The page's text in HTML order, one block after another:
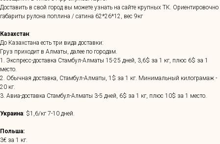
Доставить в свой город вы можете узнать на сайте крупных ТК. Ориентировочно
габариты рулона поплина / сатина 62*26*12, вес 9кг
Казахстан:
До Казахстана есть три вида доставки:
Груз приходит в Алматы, далее по городам.
1. Экспресс-доставка Стамбул-Алматы 15-25 дней, 3,6$ за 1 кг, плюс 6$ за 1
место.
2. Обычная доставка, Стамбул-Алматы, 1$ за 1 кг. Минимальный килограмаж -
20 кг.
3. Авиа-доставка Стамбул-Алматы 3-5 дней, 6$ за 1 кг, плюс 10$ за 1 место.
Украина: $1,6/кг 7-10 дней.
Польша:
3€ за 1 кг.